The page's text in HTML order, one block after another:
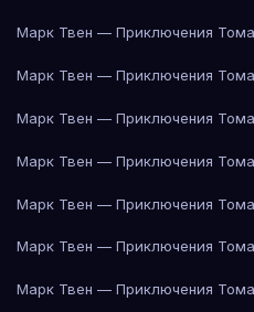
Марк Твен — Приключения
Марк Твен — Приключения
Марк Твен — Приключения
Марк Твен — Приключения
Марк Твен — Приключения
Марк Твен — Приключения
Марк Твен — Приключения